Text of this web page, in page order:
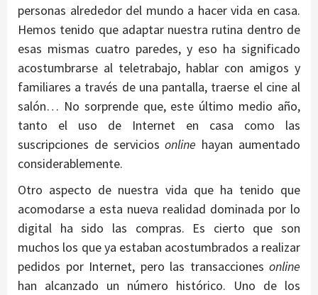
personas alrededor del mundo a hacer vida en casa.
Hemos tenido que adaptar nuestra rutina dentro de
esas mismas cuatro paredes, y eso ha significado
acostumbrarse al teletrabajo, hablar con amigos y
familiares a través de una pantalla, traerse el cine al
salón… No sorprende que, este último medio año,
tanto el uso de Internet en casa como las
suscripciones de serviciosonline hayan aumentado
considerablemente.
Otro aspecto de nuestra vida que ha tenido que
acomodarse a esta nueva realidad dominada por lo
digital ha sido las compras. Es cierto que son
muchos los que ya estaban acostumbrados a realizar
pedidos por Internet, pero las transacciones online
han alcanzado un número histórico. Uno de los